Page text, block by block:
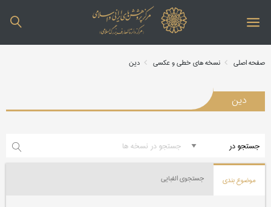
صفحه اصلی نسخه های خطی و عکسی دین
دین
موضوع بندی جستجوی الفبایی